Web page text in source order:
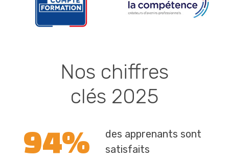
Nos chiffres
clés 2025
94%
des apprenants sont
satisfaits